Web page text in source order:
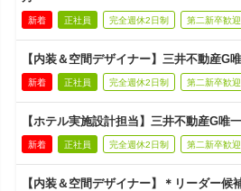
新着 正社員 完全週休2日制 第二新卒歓迎
【内装＆空間デザイナー】三井不動産G
新着 正社員 完全週休2日制 第二新卒歓迎
【ホテル実施設計担当】三井不動産G唯
新着 正社員 完全週休2日制 第二新卒歓迎
【内装＆空間デザイナー】＊リーダー候